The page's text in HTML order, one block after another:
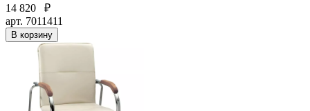
14 820
₽
арт. 7011411
В корзину